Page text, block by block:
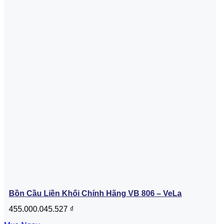
Bồn Cầu Liền Khối Chính Hãng VB 806 – VeLa
455.000.045.527 ₫